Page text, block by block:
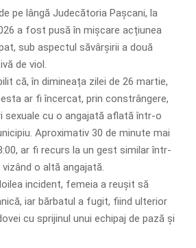
pe lângă Judecătoria Pașcani, la
a fost pusă în mișcare acțiunea
sub aspectul săvârșirii a două
de viol.
că, în dimineața zilei de 26 martie,
ar fi încercat, prin constrângere,
sexuale cu o angajată aflată într-o
Aproximativ 30 de minute mai
ar fi recurs la un gest similar într-
o altă angajată.
incident, femeia a reușit să
iar bărbatul a fugit, fiind ulterior
cu sprijinul unui echipaj de pază și